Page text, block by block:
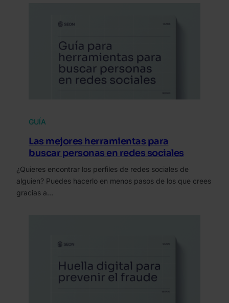
GUÍA
Las mejores herramientas para
buscar personas en redes sociales
¿Quieres encontrar los perfiles de redes sociales de
alguien? Puedes hacerlo en menos pasos de los que crees
gracias a…